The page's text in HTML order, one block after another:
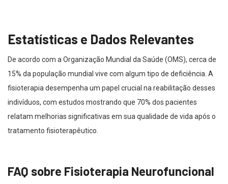
Estatísticas e Dados Relevantes
De acordo com a Organização Mundial da Saúde (OMS), cerca de
15% da população mundial vive com algum tipo de deficiência. A
fisioterapia desempenha um papel crucial na reabilitação desses
indivíduos, com estudos mostrando que 70% dos pacientes
relatam melhorias significativas em sua qualidade de vida após o
tratamento fisioterapêutico.
FAQ sobre Fisioterapia Neurofuncional